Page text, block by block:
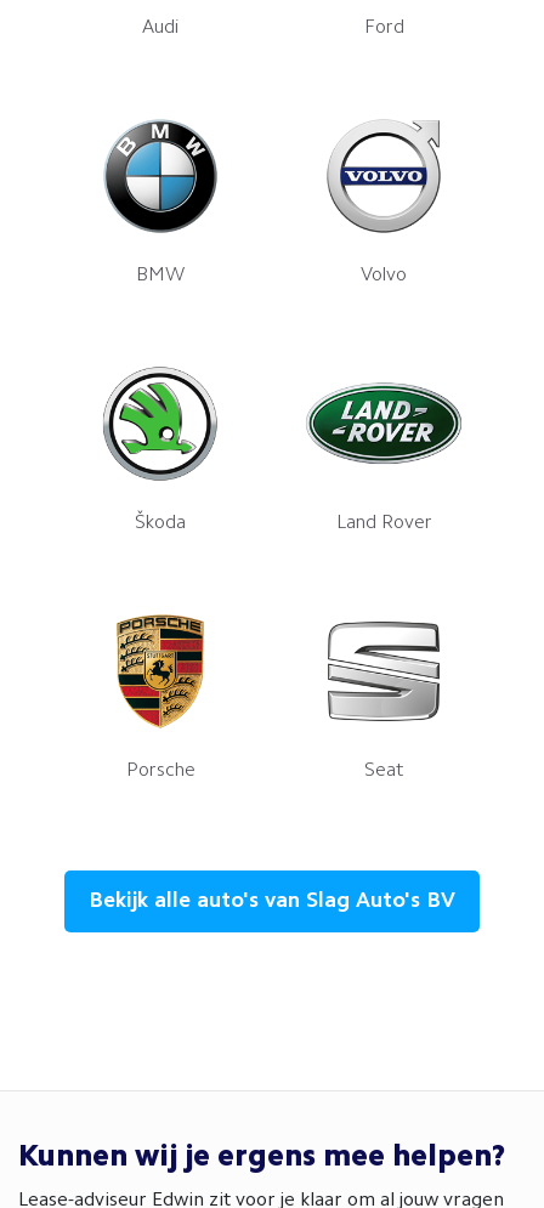
Audi Ford
BMW Volvo
Škoda Land Rover
Porsche Seat
Bekijk alle auto's van Slag Auto's BV
Kunnen wij je ergens mee helpen?
Lease-adviseur Edwin zit voor je klaar om al jouw vragen